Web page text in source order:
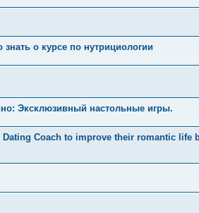
о курсе по нутрициологии
Эксклюзивный настольные игры.
Dating Coach to improve their romantic life